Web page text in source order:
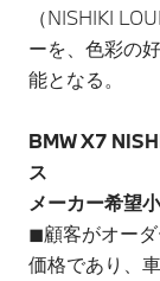
（NISHIKI
ーを、色彩の
能となる。
BMW X7
ス
メーカー希望
◼︎顧客がオー
価格であり、